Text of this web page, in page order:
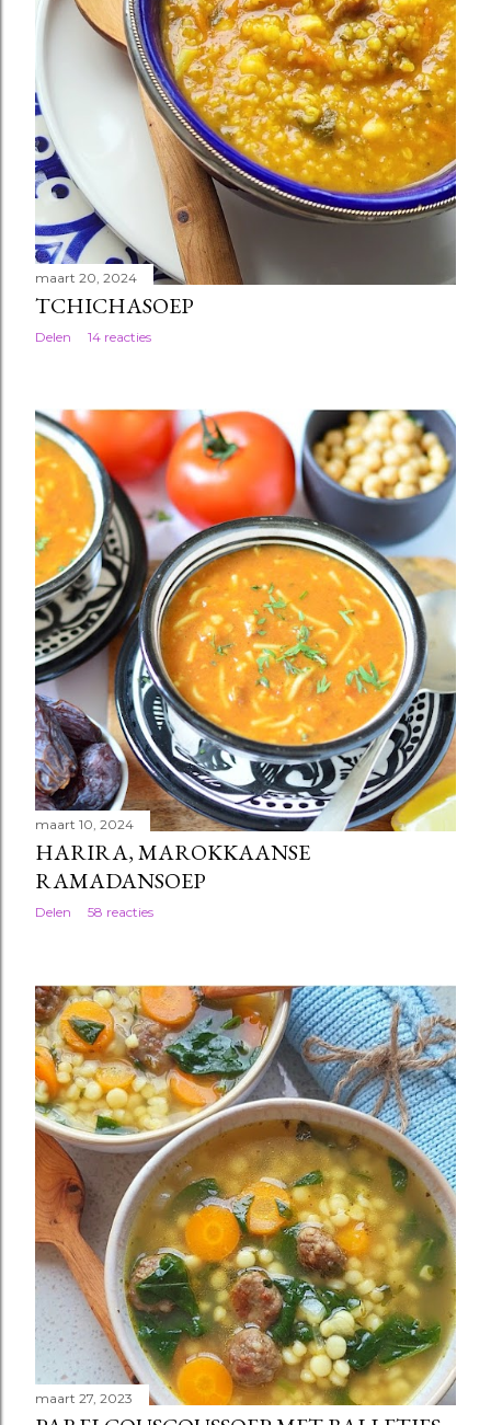
maart 20, 2024
TCHICHASOEP
Delen 14 reacties
maart 10, 2024
HARIRA, MAROKKAANSE
RAMADANSOEP
Delen 58 reacties
maart 27, 2023